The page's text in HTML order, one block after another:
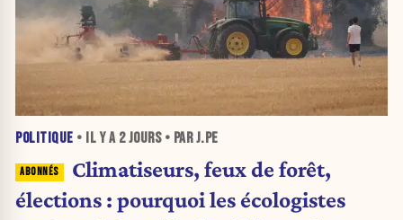
POLITIQUE • IL Y A 2 JOURS• PAR J.PE
Climatiseurs, feux de forêt,
élections : pourquoi les écologistes